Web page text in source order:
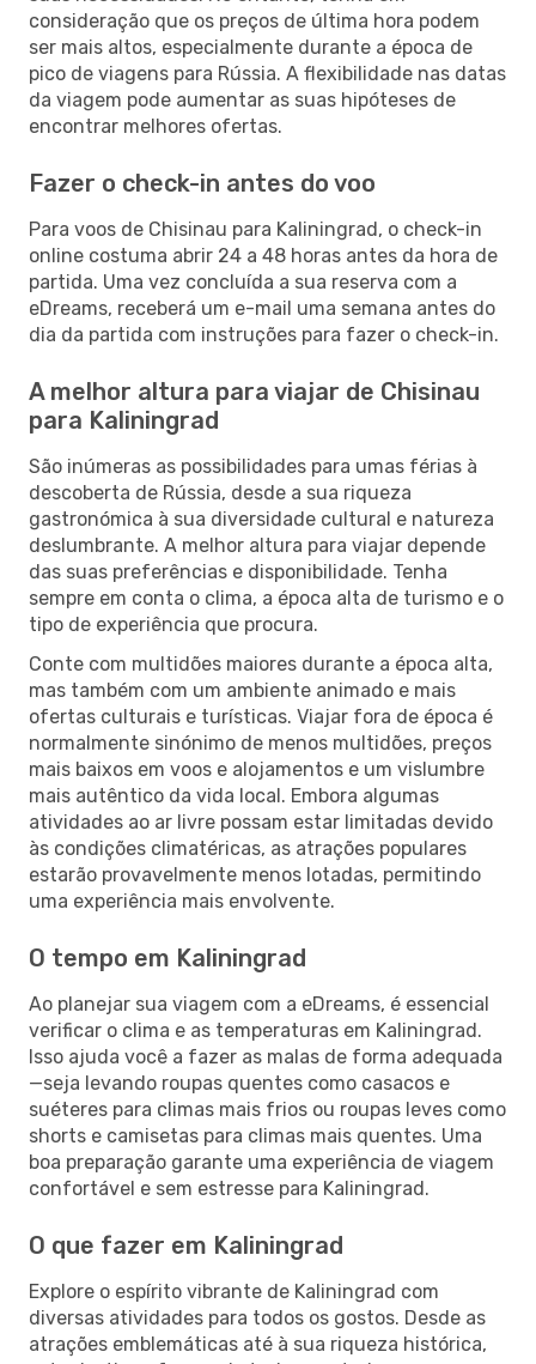
consideração que os preços de última hora podem
ser mais altos, especialmente durante a época de
pico de viagens para Rússia. A flexibilidade nas datas
da viagem pode aumentar as suas hipóteses de
encontrar melhores ofertas.
Fazer o check-in antes do voo
Para voos de Chisinau para Kaliningrad, o check-in
online costuma abrir 24 a 48 horas antes da hora de
partida. Uma vez concluída a sua reserva com a
eDreams, receberá um e-mail uma semana antes do
dia da partida com instruções para fazer o check-in.
A melhor altura para viajar de Chisinau
para Kaliningrad
São inúmeras as possibilidades para umas férias à
descoberta de Rússia, desde a sua riqueza
gastronómica à sua diversidade cultural e natureza
deslumbrante. A melhor altura para viajar depende
das suas preferências e disponibilidade. Tenha
sempre em conta o clima, a época alta de turismo e o
tipo de experiência que procura.
Conte com multidões maiores durante a época alta,
mas também com um ambiente animado e mais
ofertas culturais e turísticas. Viajar fora de época é
normalmente sinónimo de menos multidões, preços
mais baixos em voos e alojamentos e um vislumbre
mais autêntico da vida local. Embora algumas
atividades ao ar livre possam estar limitadas devido
às condições climatéricas, as atrações populares
estarão provavelmente menos lotadas, permitindo
uma experiência mais envolvente.
O tempo em Kaliningrad
Ao planejar sua viagem com a eDreams, é essencial
verificar o clima e as temperaturas em Kaliningrad.
Isso ajuda você a fazer as malas de forma adequada
—seja levando roupas quentes como casacos e
suéteres para climas mais frios ou roupas leves como
shorts e camisetas para climas mais quentes. Uma
boa preparação garante uma experiência de viagem
confortável e sem estresse para Kaliningrad.
O que fazer em Kaliningrad
Explore o espírito vibrante de Kaliningrad com
diversas atividades para todos os gostos. Desde as
atrações emblemáticas até à sua riqueza histórica,